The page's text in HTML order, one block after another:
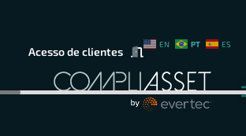
Acesso de clientes
EN PT ES